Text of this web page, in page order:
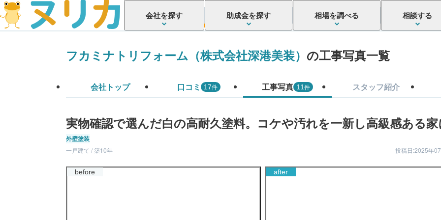
会社を探す 助成金を探す 相場を調べる 相談する
フカミナトリフォーム（株式会社深港美装） の工事写真一覧
会社トップ 口コミ 17件 工事写真 11件 スタッフ紹介
実物確認で選んだ白の高耐久塗料。コケや汚れを一新し高級感ある
外壁塗装
一戸建て / 築10年 投稿日:2025年
before after